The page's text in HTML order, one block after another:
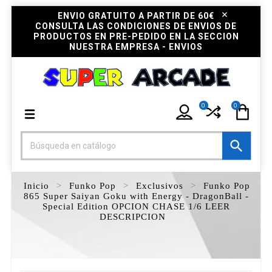
ENVIO GRATUITO A PARTIR DE 60€
CONSULTA LAS CONDICIONES DE ENVIOS DE
PRODUCTOS EN PRE-PEDIDO EN LA SECCION
NUESTRA EMPRESA - ENVIOS
0
0

Inicio Funko Pop Exclusivos
Funko Pop
865 Super Saiyan Goku with Energy - DragonBall -
Special Edition OPCION CHASE 1/6 LEER
DESCRIPCION